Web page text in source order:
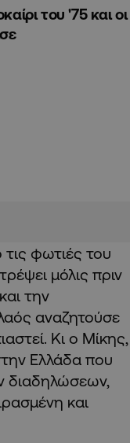
του '75 και οι
φωτιές του
μόλις πριν
την
αναζητούσε
Κι ο Μίκης,
Ελλάδα που
διαδηλώσεων,
και